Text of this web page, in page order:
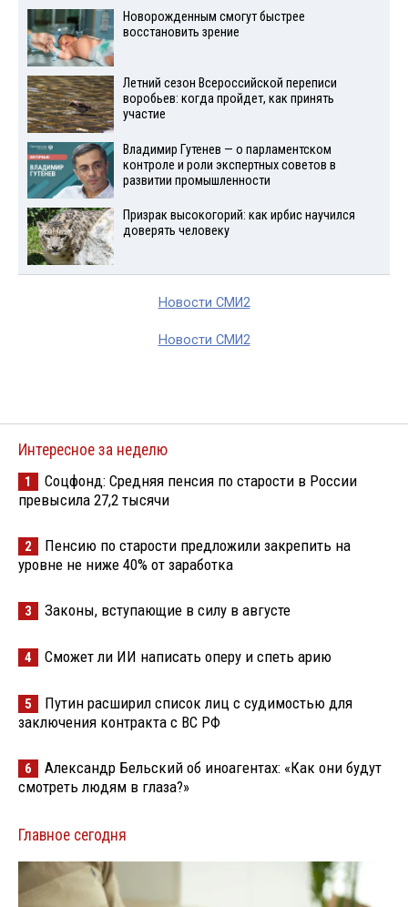
Новорожденным смогут быстрее
восстановить зрение
Летний сезон Всероссийской переписи
воробьев: когда пройдет, как принять
участие
Владимир Гутенев — о парламентском
контроле и роли экспертных советов в
развитии промышленности
Призрак высокогорий: как ирбис научился
доверять человеку
Новости СМИ2
Новости СМИ2
Интересное за неделю
1
Соцфонд: Средняя пенсия по старости в России
превысила 27,2 тысячи
2
Пенсию по старости предложили закрепить на
уровне не ниже 40% от заработка
3 Законы, вступающие в силу в августе
4 Сможет ли ИИ написать оперу и спеть арию
5
Путин расширил список лиц с судимостью для
заключения контракта с ВС РФ
6
Александр Бельский об иноагентах: «Как они будут
смотреть людям в глаза?»
Главное сегодня